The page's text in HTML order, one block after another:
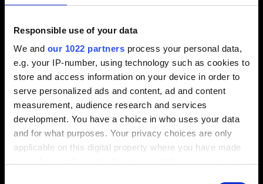
Responsible use of your data
We and our 1022 partners process your personal data,
e.g. your IP-number, using technology such as cookies to
store and access information on your device in order to
serve personalized ads and content, ad and content
measurement, audience research and services
development. You have a choice in who uses your data
and for what purposes. Your privacy choices are only
applicable on this digital property where you have made
報、人事異動、新設支社についてな
ど、当社のあらゆる最新ニュースをま
とめて掲載いたします。
詳しく見る